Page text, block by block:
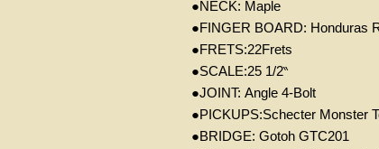
●NECK: Maple
●FINGER BOARD: Honduras
●FRETS:22Frets
●SCALE:25 1/2‶
●JOINT: Angle 4-Bolt
●PICKUPS:Schecter Monster
●BRIDGE: Gotoh GTC201